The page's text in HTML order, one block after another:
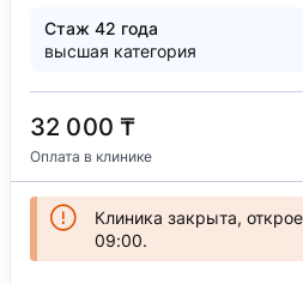
Стаж 42 года
высшая категория
32 000 ₸
Оплата в клинике
Клиника закрыта,
09:00.